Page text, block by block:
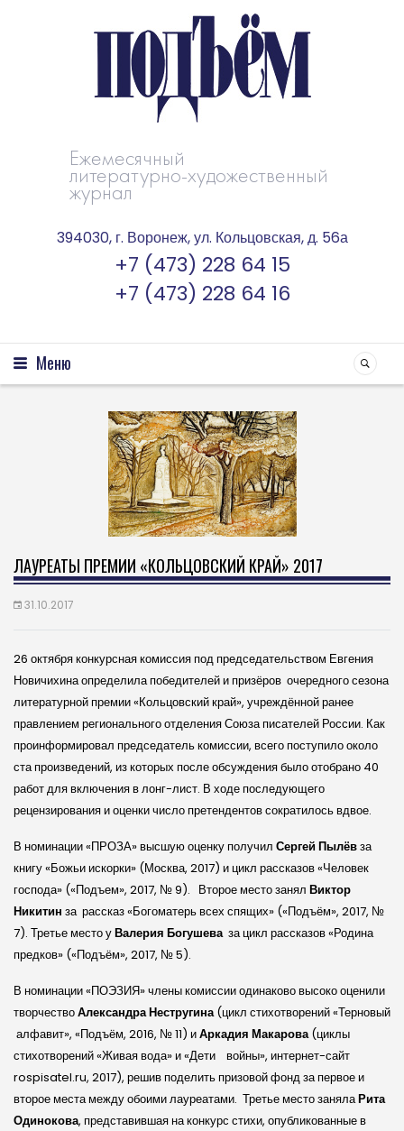
Ежемесячный
литературно-художественный
журнал
394030, г. Воронеж, ул. Кольцовская, д. 56а
+7 (473) 228 64 15
+7 (473) 228 64 16
Меню
ЛАУРЕАТЫ ПРЕМИИ «КОЛЬЦОВСКИЙ КРАЙ» 2017
31.10.2017
26 октября конкурсная комиссия под председательством Евгения
Новичихина определила победителей и призёров очередного сезона
литературной премии «Кольцовский край», учреждённой ранее
правлением регионального отделения Союза писателей России. Как
проинформировал председатель комиссии, всего поступило около
ста произведений, из которых после обсуждения было отобрано 40
работ для включения в лонг-лист. В ходе последующего
рецензирования и оценки число претендентов сократилось вдвое.
В номинации «ПРОЗА» высшую оценку получил Сергей Пылёвза
книгу «Божьи искорки» (Москва, 2017) и цикл рассказов «Человек
господа» («Подъем», 2017, № 9). Второе место занял Виктор
Никитин за рассказ «Богоматерь всех спящих» («Подъём», 2017, №
7). Третье место уВалерия Богушеваза цикл рассказов «Родина
предков» («Подъём», 2017, № 5).
В номинации «ПОЭЗИЯ» члены комиссии одинаково высоко оценили
творчествоАлександра Нестругина(цикл стихотворений «Терновый
алфавит», «Подъём, 2016, № 11) иАркадия Макарова(циклы
стихотворений «Живая вода» и «Дети войны», интернет-сайт
rospisatel.ru, 2017), решив поделить призовой фонд за первое и
второе места между обоими лауреатами. Третье место занялаРита
Одинокова, представившая на конкурс стихи, опубликованные в